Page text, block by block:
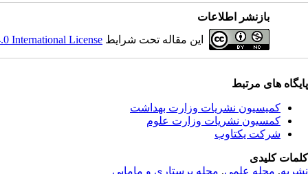
بازنشر اطلاعات
این مقاله تحت شرایط International License
پایگاه های مرتبط
کمیسیون نشریات وزارت بهداشت
کمسیون نشریات وزارت علوم
شرکت یکتاوب
کلمات کلیدی
نشریه, مجله علمی, مجله پرستاری و مامایی